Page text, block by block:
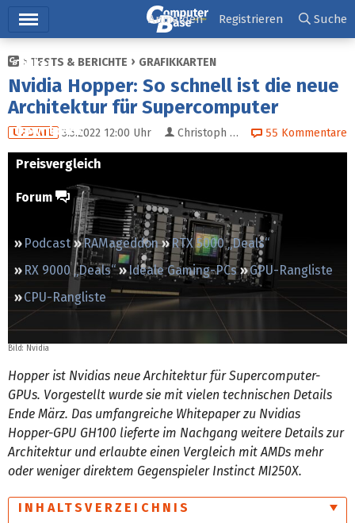
Ticker
Tests
Downloads
Preisvergleich
Forum
Podcast RAMageddon
RTX 5000 „Deals“
RX 9000 „Deals“
Ideale Gaming-PCs
GPU-Rangliste
CPU-Rangliste
Anmelden Registrieren Suche
TESTS & BERICHTE GRAFIKKARTEN
Nvidia Hopper: So schnell ist die neue
Architektur für Supercomputer
UPDATE 3.5.2022 12:00 Uhr Christoph Riedel 55 Kommentare
Bild: Nvidia
Hopper ist Nvidias neue Architektur für Supercomputer-
GPUs. Vorgestellt wurde sie mit vielen technischen Details
Ende März. Das umfangreiche Whitepaper zu Nvidias
Hopper-GPU GH100 lieferte im Nachgang weitere Details zur
Architektur und erlaubte einen Vergleich mit AMDs mehr
oder weniger direktem Gegenspieler Instinct MI250X.
INHALTSVERZEICHNIS